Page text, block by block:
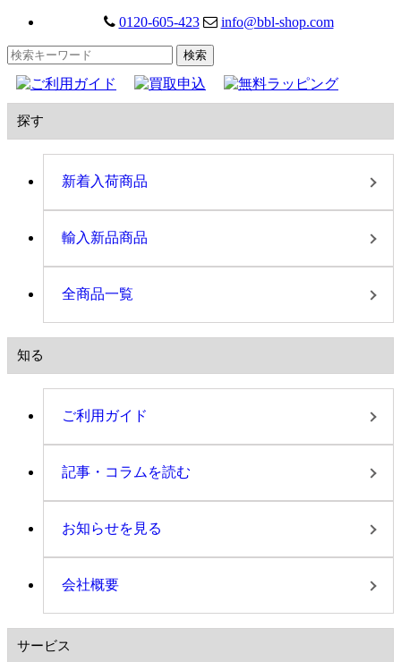
0120-605-423 info@bbl-shop.com
探す
新着入荷商品
輸入新品商品
全商品一覧
知る
ご利用ガイド
記事・コラムを読む
お知らせを見る
会社概要
サービス